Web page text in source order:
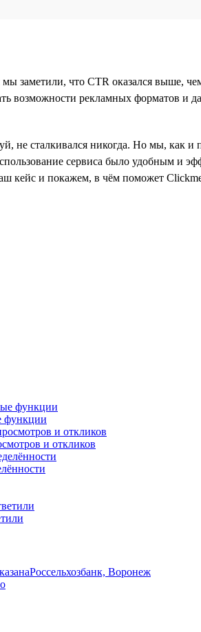
заметили, что CTR оказался выше,
возможности рекламных форматов и
не сталкивался никогда. Но мы, как
сервиса было удобным и
кейс и покажем, в чём поможет
функции
и откликов
Россельхозбанк, Воронеж